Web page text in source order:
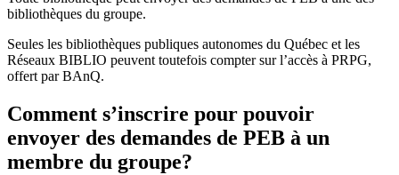
bibliothèques du groupe.
Seules les bibliothèques publiques autonomes du Québec et les
Réseaux BIBLIO peuvent toutefois compter sur l’accès à PRPG,
offert par BAnQ.
Comment s’inscrire pour pouvoir
envoyer des demandes de PEB à un
membre du groupe?